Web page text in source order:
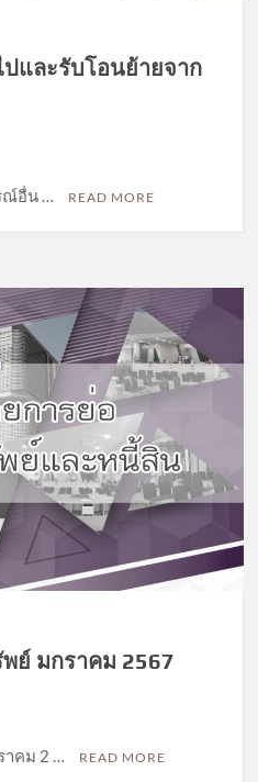
และรับโอนย้ายจาก
ณ์อื่น … READ MORE
ย์ มกราคม 2567
าคม 2 … READ MORE